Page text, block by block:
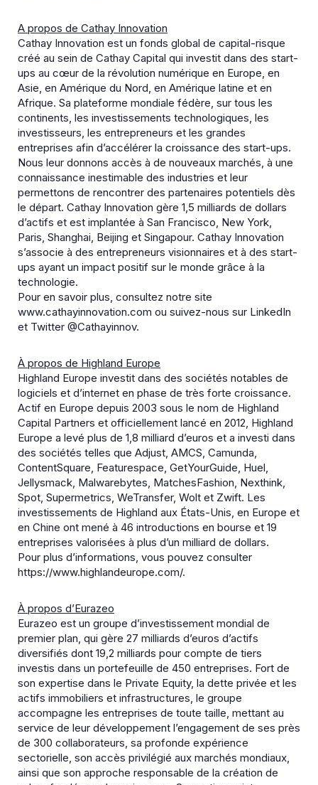
A propos de Cathay Innovation
Cathay Innovation est un fonds global de capital-risque
créé au sein de Cathay Capital qui investit dans des start-
ups au cœur de la révolution numérique en Europe, en
Asie, en Amérique du Nord, en Amérique latine et en
Afrique. Sa plateforme mondiale fédère, sur tous les
continents, les investissements technologiques, les
investisseurs, les entrepreneurs et les grandes
entreprises afin d’accélérer la croissance des start-ups.
Nous leur donnons accès à de nouveaux marchés, à une
connaissance inestimable des industries et leur
permettons de rencontrer des partenaires potentiels dès
le départ. Cathay Innovation gère 1,5 milliards de dollars
d’actifs et est implantée à San Francisco, New York,
Paris, Shanghai, Beijing et Singapour. Cathay Innovation
s’associe à des entrepreneurs visionnaires et à des start-
ups ayant un impact positif sur le monde grâce à la
technologie.
Pour en savoir plus, consultez notre site
www.cathayinnovation.com ou suivez-nous sur LinkedIn
et Twitter @Cathayinnov.
À propos de Highland Europe
Highland Europe investit dans des sociétés notables de
logiciels et d’internet en phase de très forte croissance.
Actif en Europe depuis 2003 sous le nom de Highland
Capital Partners et officiellement lancé en 2012, Highland
Europe a levé plus de 1,8 milliard d’euros et a investi dans
des sociétés telles que Adjust, AMCS, Camunda,
ContentSquare, Featurespace, GetYourGuide, Huel,
Jellysmack, Malwarebytes, MatchesFashion, Nexthink,
Spot, Supermetrics, WeTransfer, Wolt et Zwift. Les
investissements de Highland aux États-Unis, en Europe et
en Chine ont mené à 46 introductions en bourse et 19
entreprises valorisées à plus d’un milliard de dollars.
Pour plus d’informations, vous pouvez consulter
https://www.highlandeurope.com/.
À propos d’Eurazeo
Eurazeo est un groupe d’investissement mondial de
premier plan, qui gère 27 milliards d’euros d’actifs
diversifiés dont 19,2 milliards pour compte de tiers
investis dans un portefeuille de 450 entreprises. Fort de
son expertise dans le Private Equity, la dette privée et les
actifs immobiliers et infrastructures, le groupe
accompagne les entreprises de toute taille, mettant au
service de leur développement l’engagement de ses près
de 300 collaborateurs, sa profonde expérience
sectorielle, son accès privilégié aux marchés mondiaux,
ainsi que son approche responsable de la création de